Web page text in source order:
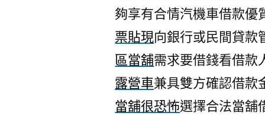
夠享有合情汽機車借款優
票貼現向銀行或民間貸款
區當舖需求要借錢看借款
露營車兼具雙方確認借款
當舖很恐怖選擇合法當舖